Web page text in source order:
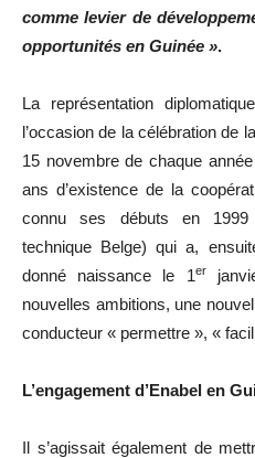
comme levier de
opportunités en Guinée ».
La représentation
l’occasion de la célébration de
15 novembre de chaque
ans d’existence de la
connu ses débuts en
technique Belge) qui a,
donné naissance le 1er
nouvelles ambitions, une
conducteur « permettre », «
L’engagement d’Enabel en
Il s’agissait également de